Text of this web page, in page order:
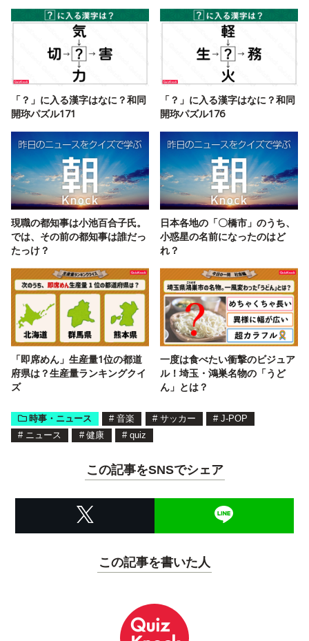
「？」に入る漢字はなに？和同
開珎パズル171
「？」に入る漢字はなに？和同
開珎パズル176
現職の都知事は小池百合子氏。
では、その前の都知事は誰だっ
たっけ？
日本各地の「〇橋市」のうち、
小惑星の名前になったのはど
れ？
「即席めん」生産量1位の都道
府県は？生産量ランキングクイ
ズ
一度は食べたい衝撃のビジュア
ル！埼玉・鴻巣名物の「うど
ん」とは？
時事・ニュース # 音楽 # サッカー # J-POP
# ニュース # 健康 # quiz
この記事をSNSでシェア
この記事を書いた人